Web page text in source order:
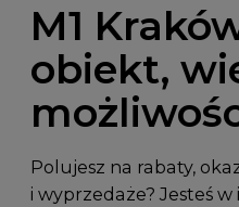
M1
obiekt,
Polujesz na rabaty,
i wyprzedaże? Jesteś